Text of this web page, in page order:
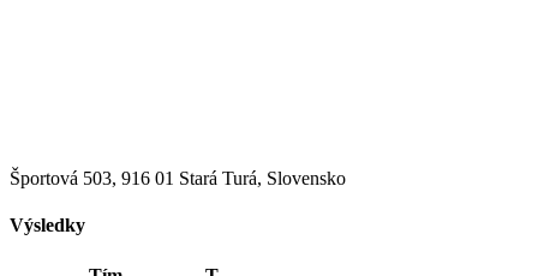
Športová 503, 916 01 Stará Turá, Slovensko
Výsledky